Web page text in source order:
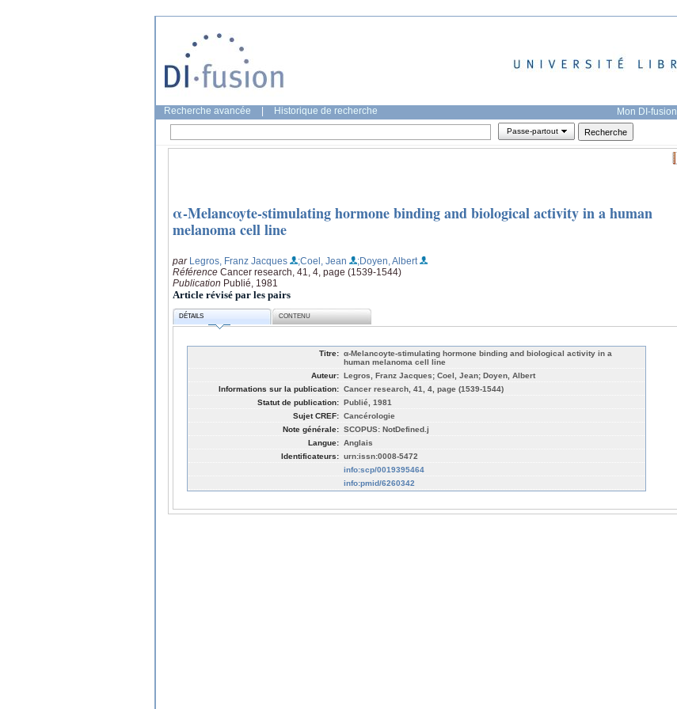
Recherche avancée Historique de recherche Mon DI-fusion
Passe-partout
α-Melancoyte-stimulating hormone binding and biological activity in a human
melanoma cell line
par Legros, Franz Jacques ;Coel, Jean
;Doyen, Albert
Référence Cancer research, 41, 4, page (1539-1544)
Publication Publié, 1981
Article révisé par les pairs
DÉTAILS CONTENU
Titre: α-Melancoyte-stimulating hormone binding and biological activity in a
human melanoma cell line
Auteur: Legros, Franz Jacques; Coel, Jean; Doyen, Albert
Informations sur la publication: Cancer research, 41, 4, page (1539-1544)
Statut de publication: Publié, 1981
Sujet CREF: Cancérologie
Note générale: SCOPUS: NotDefined.j
Langue: Anglais
Identificateurs: urn:issn:0008-5472
info:scp/0019395464
info:pmid/6260342